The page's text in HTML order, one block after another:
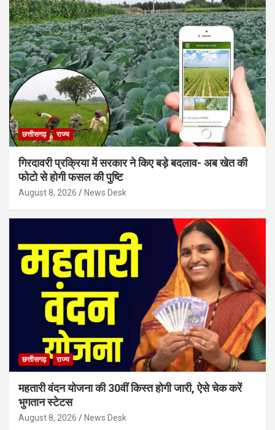
छत्तीसगढ़ राज्य
गिरदावरी प्रक्रिया में सरकार ने किए बड़े बदलाव- अब खेत की
फोटो से होगी फसल की पुष्टि
August 8, 2026 News Desk
छत्तीसगढ़ राज्य
महतारी वंदन योजना की 30वीं किस्त होगी जारी, ऐसे चेक करें
भुगतान स्टेटस
August 8, 2026 News Desk